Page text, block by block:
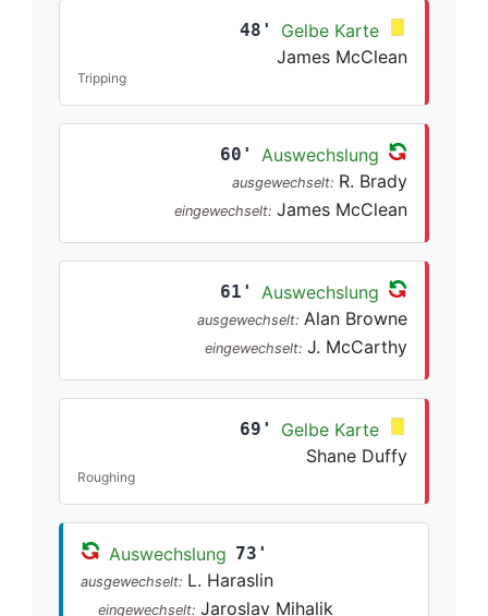
48'
Gelbe Karte
James McClean
Tripping
60' Auswechslung
ausgewechselt: R. Brady
eingewechselt: James McClean
61' Auswechslung
ausgewechselt: Alan Browne
eingewechselt: J. McCarthy
69'
Gelbe Karte
Shane Duffy
Roughing
Auswechslung 73'
ausgewechselt: L. Haraslin
eingewechselt: Jaroslav Mihalik